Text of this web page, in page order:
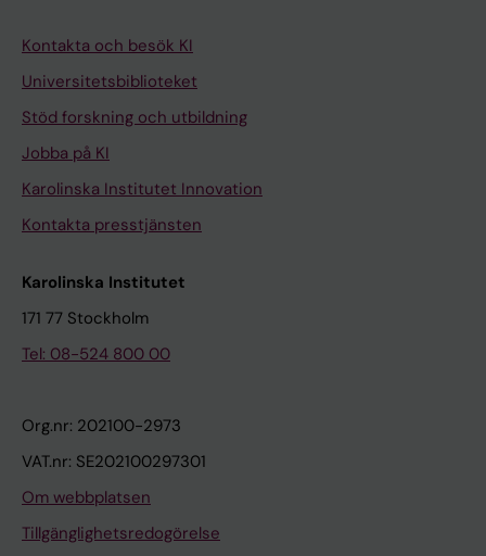
Kontakta och besök KI
Universitetsbiblioteket
Stöd forskning och utbildning
Jobba på KI
Karolinska Institutet Innovation
Kontakta presstjänsten
Karolinska Institutet
171 77 Stockholm
Tel: 08-524 800 00
Org.nr: 202100-2973
VAT.nr: SE202100297301
Om webbplatsen
Tillgänglighetsredogörelse